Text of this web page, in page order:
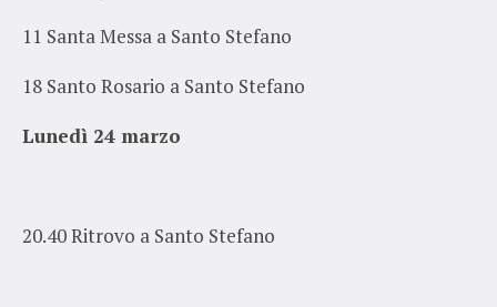
11 Santa Messa a Santo Stefano
18 Santo Rosario a Santo Stefano
Lunedì 24 marzo
20.40 Ritrovo a Santo Stefano